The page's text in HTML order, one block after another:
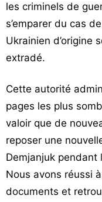
les criminels de
s’emparer du cas
Ukrainien d’origine
extradé.
Cette autorité
pages les plus
valoir que de
reposer une
Demjanjuk pendant
Nous avons réussi
documents et